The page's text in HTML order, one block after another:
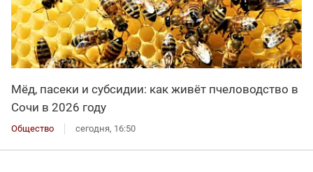
Мёд, пасеки и субсидии: как живёт пчеловодство в
Сочи в 2026 году
Общество сегодня, 16:50